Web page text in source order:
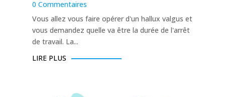
0 Commentaires
Vous allez vous faire opérer d'un hallux valgus et
vous demandez quelle va être la durée de l'arrêt
de travail. La...
LIRE PLUS